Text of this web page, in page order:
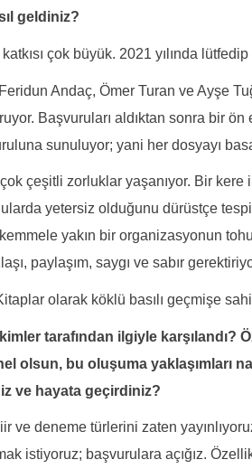
geldiniz?
çok büyük. 2021 yılında
Feridun Andaç, Ömer Turan ve Ayşe
Başvuruları aldıktan sonra bir
sunuluyor; yani her dosyayı
çeşitli zorluklar yaşanıyor. Bir
yetersiz olduğunu dürüstçe
yakın bir organizasyonun
paylaşım, saygı ve sabır
olarak köklü basılı geçmişe
tarafından ilgiyle karşılandı?
olsun, bu oluşuma yaklaşımları
ve hayata geçirdiniz?
ve deneme türlerini zaten
istiyoruz; başvurulara açığız.